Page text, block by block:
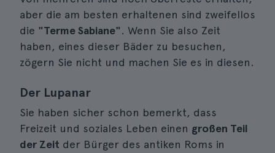
aber die am besten erhaltenen sind zweifellos
die "Terme Sabiane". Wenn Sie also Zeit
haben, eines dieser Bäder zu besuchen,
zögern Sie nicht und machen Sie es in diesen.
Der Lupanar
Sie haben sicher schon bemerkt, dass
Freizeit und soziales Leben einen großen Teil
der Zeit der Bürger des antiken Roms in